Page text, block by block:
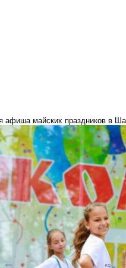
афиша майских праздников в